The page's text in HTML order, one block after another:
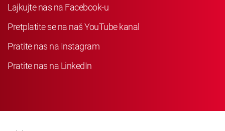
Lajkujte nas na Facebook-u
Pretplatite se na naš YouTube kanal
Pratite nas na Instagram
Pratite nas na LinkedIn